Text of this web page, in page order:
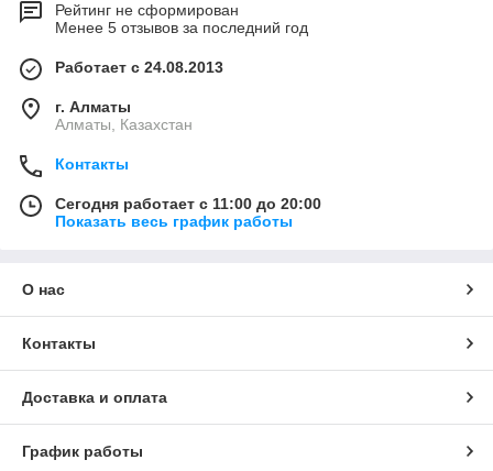
Рейтинг не сформирован
Менее 5 отзывов за последний год
Работает с 24.08.2013
г. Алматы
Алматы, Казахстан
Контакты
Сегодня работает с 11:00 до 20:00
Показать весь график работы
О нас
Контакты
Доставка и оплата
График работы